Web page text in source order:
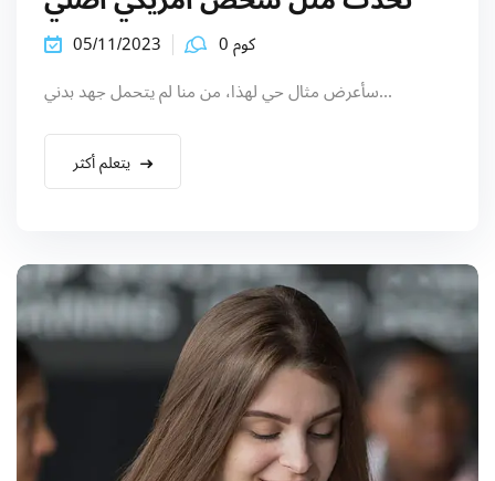
05/11/2023
كوم 0
سأعرض مثال حي لهذا، من منا لم يتحمل جهد بدني...
يتعلم أكثر